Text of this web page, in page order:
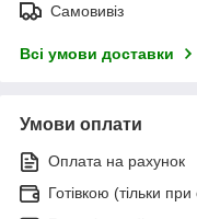
Самовивіз
Всі умови доставки
Умови оплати
Оплата на рахунок
Готівкою (тільки